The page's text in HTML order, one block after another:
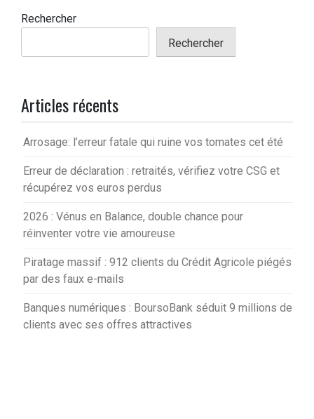
Rechercher
Rechercher
Articles récents
Arrosage: l’erreur fatale qui ruine vos tomates cet été
Erreur de déclaration : retraités, vérifiez votre CSG et
récupérez vos euros perdus
2026 : Vénus en Balance, double chance pour
réinventer votre vie amoureuse
Piratage massif : 912 clients du Crédit Agricole piégés
par des faux e-mails
Banques numériques : BoursoBank séduit 9 millions de
clients avec ses offres attractives